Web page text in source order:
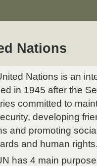
Nations
Nations is an
in 1945 after the
committed to
developing
and promoting
and human
has 4 main